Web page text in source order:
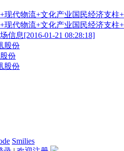
现代物流+文化产业国民经济支柱
现代物流+文化产业国民经济支柱
信息[2016-01-21 08:28:18]
股份
份
股份
Smilies